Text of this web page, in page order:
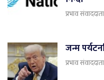
प्रभाव संवाददाता
जन्म
प्रभाव संवाददाता